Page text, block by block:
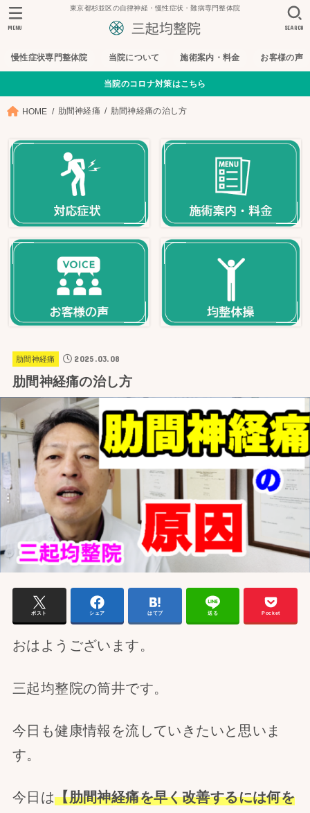
東京都杉並区の自律神経・慢性症状・難病専門整体院
慢性症状専門整体院 当院について 施術案内・料金 お客様の声
SEARCH
MENU
当院のコロナ対策はこちら
HOME 肋間神経痛 肋間神経痛の治し方
肋間神経痛 2025.03.08
肋間神経痛の治し方
ポスト シェア はてブ 送る Pocket
おはようございます。
三起均整院の筒井です。
今日も健康情報を流していきたいと思いま
す。
今日は【肋間神経痛を早く改善するには何を